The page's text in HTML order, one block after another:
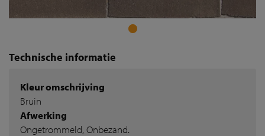
Technische informatie
Kleur omschrijving
Bruin
Afwerking
Ongetrommeld, Onbezand.